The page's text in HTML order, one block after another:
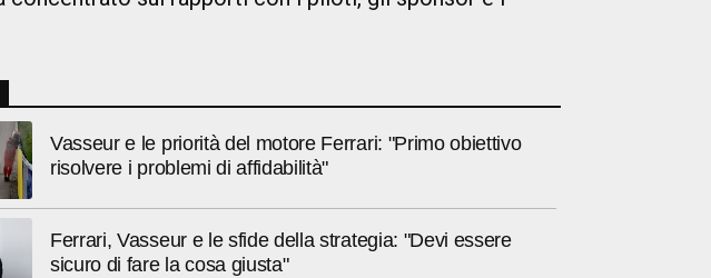
Vasseur e le priorità del motore Ferrari: "Primo obiettivo
risolvere i problemi di affidabilità"
Ferrari, Vasseur e le sfide della strategia: "Devi essere
sicuro di fare la cosa giusta"